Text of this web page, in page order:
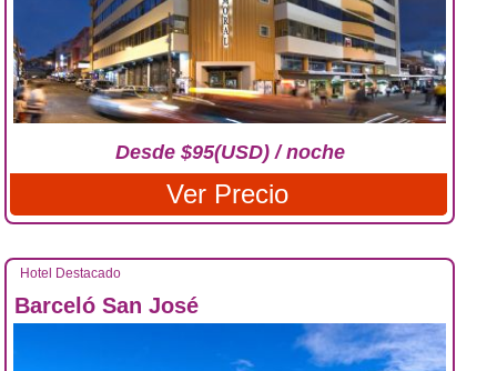
Desde $95(USD) / noche
Ver Precio
Hotel Destacado
Barceló San José